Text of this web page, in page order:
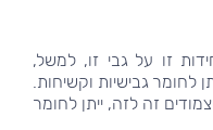
זו על גבי זו, למשל,
לחומר גבישיות וקשיחות.
זה לזה, ייתן לחומר